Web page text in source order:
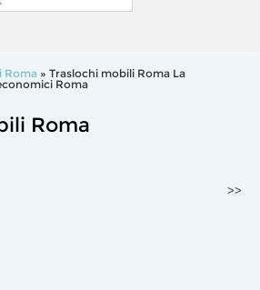
Roma » Traslochi mobili Roma La
Roma
Roma
>>